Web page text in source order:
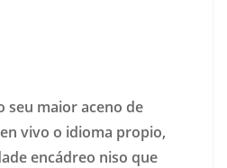
seu maior aceno de
vivo o idioma propio,
encádreo niso que